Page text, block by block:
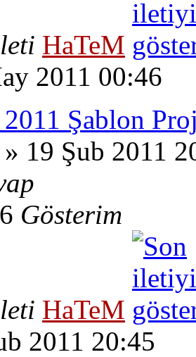
HaTeM
2011 00:46
Şablon
» 19 Şub 2011
Gösterim
HaTeM
2011 20:45